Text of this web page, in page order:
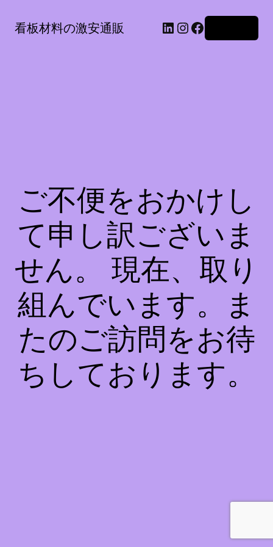
看板材料の激安通販 LinkedIn Instagram Facebook
ご不便をおかけし
て申し訳ございま
せん。 現在、取り
組んでいます。ま
たのご訪問をお待
ちしております。